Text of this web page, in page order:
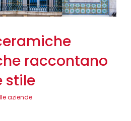
raccontano
stile
aziende